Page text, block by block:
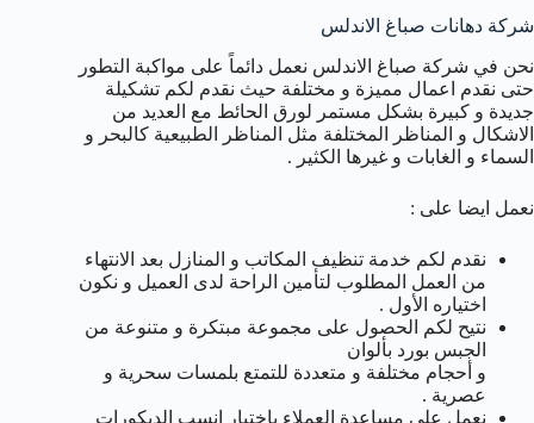
شركة دهانات صباغ الاندلس
نحن في شركة صباغ الاندلس نعمل دائماً على مواكبة التطور
حتى نقدم اعمال مميزة و مختلفة حيث نقدم لكم تشكيلة
جديدة و كبيرة بشكل مستمر لورق الحائط مع العديد من
الاشكال و المناظر المختلفة مثل المناظر الطبيعية كالبحر و
السماء و الغابات و غيرها الكثير .
نعمل ايضا على :
نقدم لكم خدمة تنظيف المكاتب و المنازل بعد الانتهاء
من العمل المطلوب لتأمين الراحة لدى العميل و نكون
اختياره الأول .
نتيح لكم الحصول على مجموعة مبتكرة و متنوعة من
الجبس بورد بألوان
و أحجام مختلفة و متعددة للتمتع بلمسات سحرية و
عصرية .
نعمل على مساعدة العملاء باختيار انسب الديكورات